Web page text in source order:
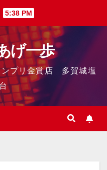
5:38 PM
げ一歩
ンプリ金賞店 多賀城塩